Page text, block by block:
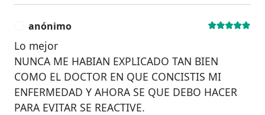
anónimo
Lo mejor
NUNCA ME HABIAN EXPLICADO TAN BIEN
COMO EL DOCTOR EN QUE CONCISTIS MI
ENFERMEDAD Y AHORA SE QUE DEBO HACER
PARA EVITAR SE REACTIVE.